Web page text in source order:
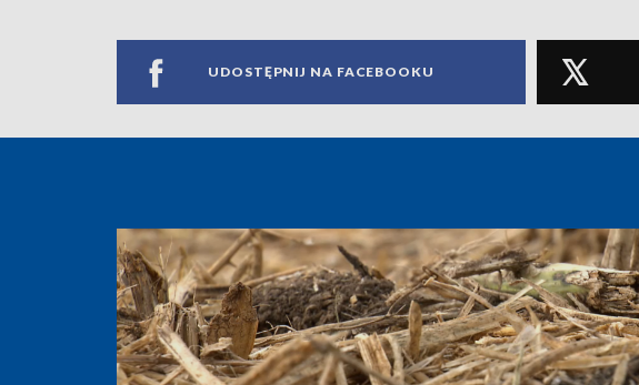
UDOSTĘPNIJ NA FACEBOOKU